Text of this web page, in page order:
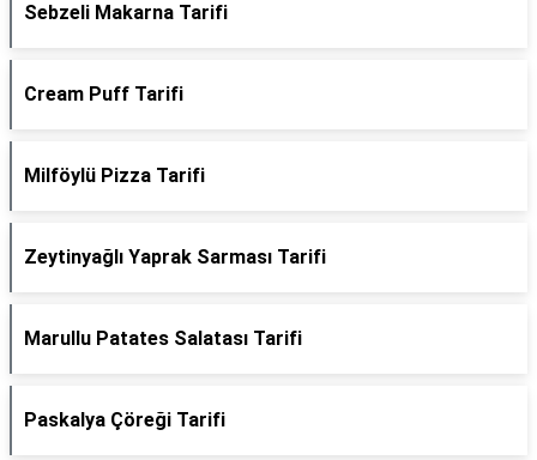
Sebzeli Makarna Tarifi
Cream Puff Tarifi
Milföylü Pizza Tarifi
Zeytinyağlı Yaprak Sarması Tarifi
Marullu Patates Salatası Tarifi
Paskalya Çöreği Tarifi